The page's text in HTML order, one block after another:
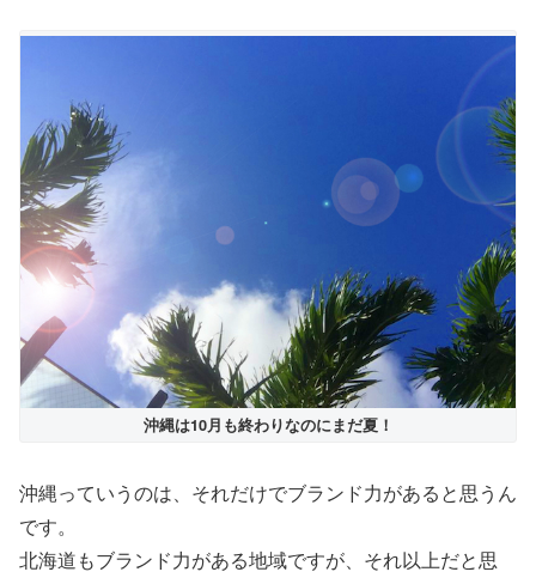
沖縄は10月も終わりなのにまだ夏！
沖縄っていうのは、それだけでブランド力があると思うん
です。
北海道もブランド力がある地域ですが、それ以上だと思